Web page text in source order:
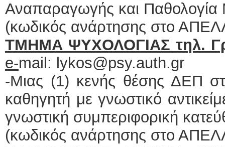
Αναπαραγωγής και Παθολογία
(κωδικός ανάρτησης στο
ΤΜΗΜΑ ΨΥΧΟΛΟΓΙΑΣ τηλ.
e-mail: lykos@psy.auth.gr
-Μιας (1) κενής θέσης ΔΕΠ
καθηγητή με γνωστικό
γνωστική συμπεριφορική
(κωδικός ανάρτησης στο